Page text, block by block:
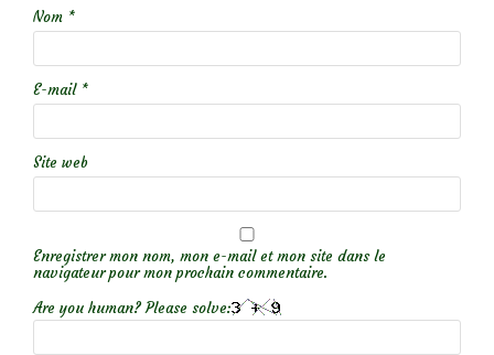
Nom *
E-mail *
Site web
Enregistrer mon nom, mon e-mail et mon site dans le
navigateur pour mon prochain commentaire.
Are you human? Please solve: